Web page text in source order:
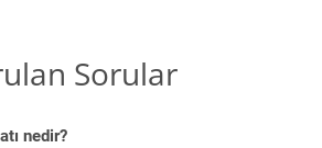
Sorular
nedir?